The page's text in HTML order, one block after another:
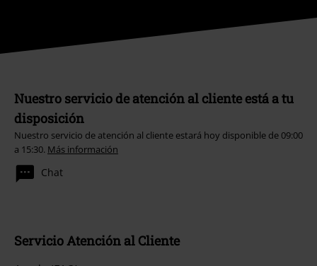
Nuestro servicio de atención al cliente está a tu
disposición
Nuestro servicio de atención al cliente estará hoy disponible de 09:00
a 15:30. Más información
Chat
Servicio Atención al Cliente